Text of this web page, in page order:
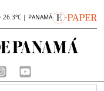
26.3°C | PANAMÁ